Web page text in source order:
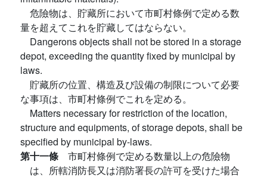
危險物は、貯藏所において市町村條例で定める数
量を超えてこれを貯藏してはならない。
Dangerons objects shall not be stored in a storage
depot, exceeding the quantity fixed by municipal by
laws.
貯藏所の位置、構造及び設備の制限について必要
な事項は、市町村條例でこれを定める。
Matters necessary for restriction of the location,
structure and equipments, of storage depots, shall be
specified by municipal by-laws.
第十一條 市町村條例で定める数量以上の危險物
は、所轄消防長又は消防署長の許可を受けた場合